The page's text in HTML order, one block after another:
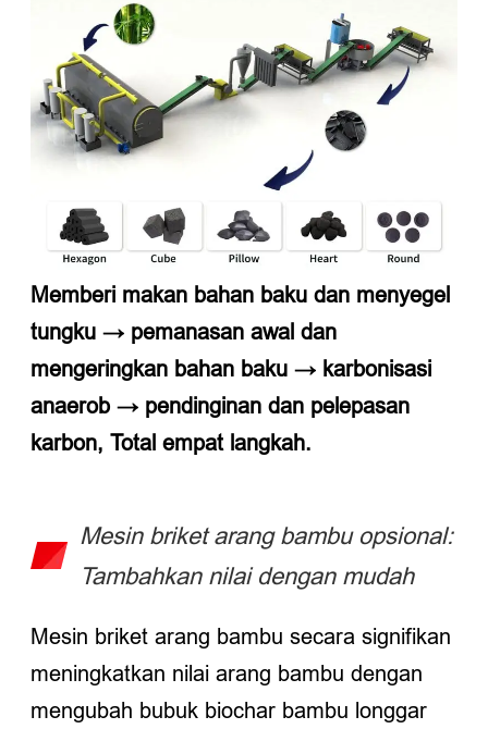
Memberi makan bahan baku dan menyegel
tungku → pemanasan awal dan
mengeringkan bahan baku → karbonisasi
anaerob → pendinginan dan pelepasan
karbon, Total empat langkah.
Mesin briket arang bambu opsional:
Tambahkan nilai dengan mudah
Mesin briket arang bambu secara signifikan
meningkatkan nilai arang bambu dengan
mengubah bubuk biochar bambu longgar